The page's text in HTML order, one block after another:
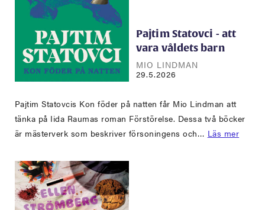
Pajtim Statovci - att
vara våldets barn
MIO LINDMAN
29.5.2026
Pajtim Statovcis Kon föder på natten får Mio Lindman att
tänka på Iida Raumas roman Förstörelse. Dessa två böcker
är mästerverk som beskriver försoningens och… Läs mer